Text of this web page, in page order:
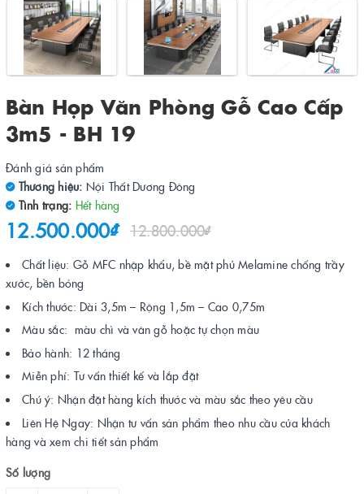
Bàn Họp Văn Phòng Gỗ Cao Cấp
3m5 - BH 19
Đánh giá sản phẩm
Thương hiệu: Nội Thất Dương Đông
Tình trạng: Hết hàng
12.500.000₫ 12.800.000₫
Chất liệu: Gỗ MFC nhập khẩu, bề mặt phủ Melamine chống trầy
xước, bền bóng
Kích thước: Dài 3,5m – Rộng 1,5m – Cao 0,75m
Màu sắc: màu chì và vân gỗ hoặc tự chọn màu
Bảo hành: 12 tháng
Miễn phí: Tư vấn thiết kế và lắp đặt
Chú ý: Nhận đặt hàng kích thước và màu sắc theo yêu cầu
Liên Hệ Ngay: Nhận tư vấn sản phẩm theo nhu cầu của khách
hàng và xem chi tiết sản phẩm
Số lượng